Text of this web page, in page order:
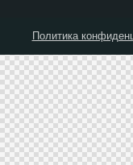
Политика